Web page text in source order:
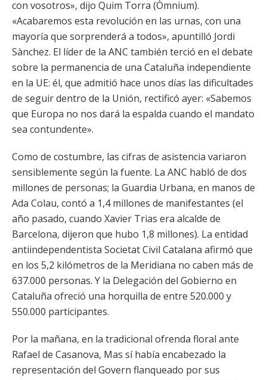
con vosotros», dijo Quim Torra (Òmnium).
«Acabaremos esta revolución en las urnas, con una
mayoría que sorprenderá a todos», apuntilló Jordi
Sànchez. El líder de la ANC también terció en el debate
sobre la permanencia de una Cataluña independiente
en la UE: él, que admitió hace unos días las dificultades
de seguir dentro de la Unión, rectificó ayer: «Sabemos
que Europa no nos dará la espalda cuando el mandato
sea contundente».
Como de costumbre, las cifras de asistencia variaron
sensiblemente según la fuente. La ANC habló de dos
millones de personas; la Guardia Urbana, en manos de
Ada Colau, contó a 1,4 millones de manifestantes (el
año pasado, cuando Xavier Trias era alcalde de
Barcelona, dijeron que hubo 1,8 millones). La entidad
antiindependentista Societat Civil Catalana afirmó que
en los 5,2 kilómetros de la Meridiana no caben más de
637.000 personas. Y la Delegación del Gobierno en
Cataluña ofreció una horquilla de entre 520.000 y
550.000 participantes.
Por la mañana, en la tradicional ofrenda floral ante
Rafael de Casanova, Mas sí había encabezado la
representación del Govern flanqueado por sus